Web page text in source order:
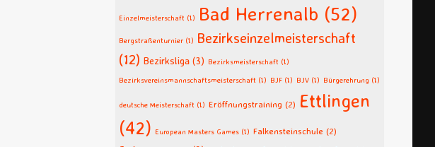
Einzelmeisterschaft (1) Bad Herrenalb (52)
Bergstraßenturnier (1) Bezirkseinzelmeisterschaft
(12) Bezirksliga (3) Bezirksmeisterschaft (1)
Bezirksvereinsmannschaftsmeisterschaft (1) BJF (1) BJV (1) Bürgerehrung (1)
deutsche Meisterschaft (1) Eröffnungstraining (2) Ettlingen
(42) European Masters Games (1) Falkensteinschule (2)